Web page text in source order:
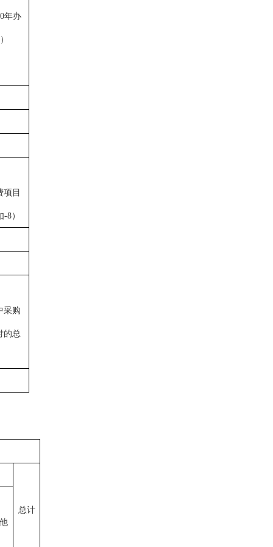
年办
）
项目
-8）
采购
的总
总计